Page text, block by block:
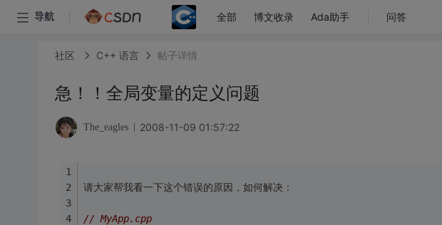
导航 全部 博文收录 Ada助手 问答
社区 C++ 语言 帖子详情
急！！全局变量的定义问题
The_eagles 2008-11-09 01:57:22
请大家帮我看一下这个错误的原因，如何解决：
// MyApp.cpp